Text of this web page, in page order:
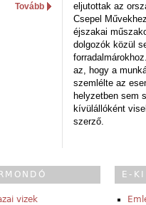
Tovább
eljutottak az
Csepel
éjszakai
dolgozók közül
az, hogy a
szemlélte az
helyzetben sem
kívülállóként
szerző.
vizek
E-